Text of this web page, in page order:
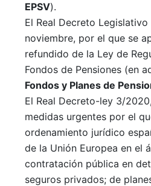
EPSV).
El Real Decreto
noviembre, por el que se
refundido de la Ley de
Fondos de Pensiones (en
Fondos y Planes de
El Real Decreto-ley 3/
medidas urgentes por el
ordenamiento jurídico
de la Unión Europea en el
contratación pública en
seguros privados; de